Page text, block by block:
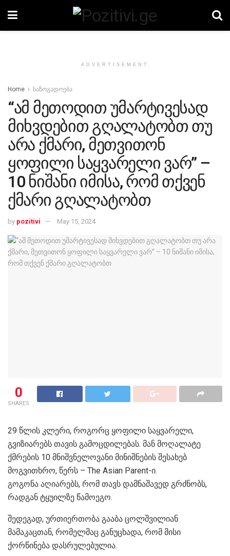
ADVERTISEMENT
Home საზოგადოება
“ამ მეთოდით უმარტივესად
მიხვდებით გღალატობთ თუ
არა ქმარი, მეთვითონ
ყოფილი საყვარელი ვარ” –
10 ნიშანი იმისა, რომ თქვენ
ქმარი გღალატობთ
by pozitivi May 15, 2024
0
SHARES
29 წლის კლერი, როგორც ყოფილი საყვარელი,
გვიზიარებს თავის გამოცდილებას. მან მოღალატე
ქმრების 10 მნიშვნელოვანი მინიშნების შესახებ
მოგვითხრო, წერს – The Asian Parent-ი.
გოგონა აღიარებს, რომ თავს დამნაშავედ გრძნობს,
რადგან ტყუილზე წამოეგო.
შედეგად, ურთიერთობა გააბა ცოლშვილიან
მამაკაცთან, რომელმაც განუცხადა, რომ მისი
ქორწინება დასრულებულია.